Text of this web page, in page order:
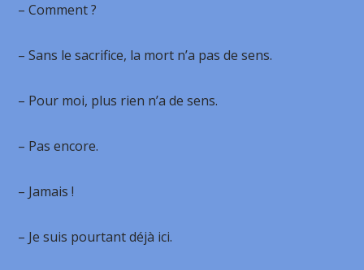
– Comment ?
– Sans le sacrifice, la mort n’a pas de sens.
– Pour moi, plus rien n’a de sens.
– Pas encore.
– Jamais !
– Je suis pourtant déjà ici.